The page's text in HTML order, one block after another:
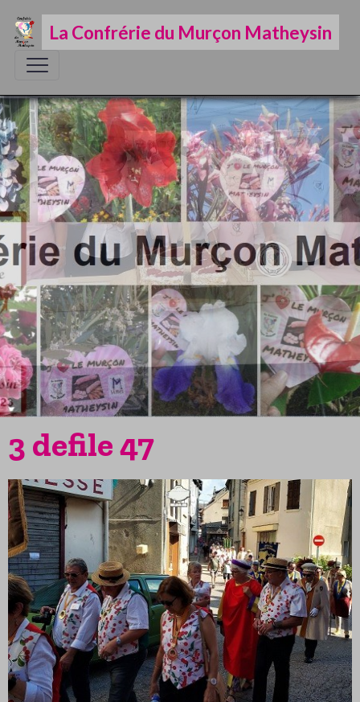
La Confrérie du Murçon Matheysin
3 defile 47